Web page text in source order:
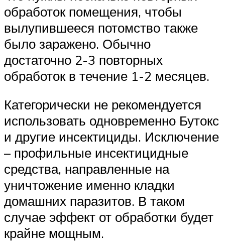
обработок помещения, чтобы
вылупившееся потомство также
было заражено. Обычно
достаточно 2-3 повторных
обработок в течение 1-2 месяцев.
Категорически не рекомендуется
использовать одновременно Бутокс
и другие инсектициды. Исключение
– профильные инсектицидные
средства, направленные на
уничтожение именно кладки
домашних паразитов. В таком
случае эффект от обработки будет
крайне мощным.